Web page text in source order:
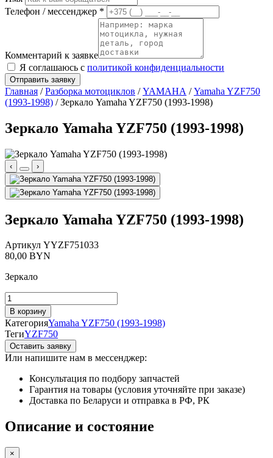
Телефон / мессенджер *
Комментарий к заявке
Я соглашаюсь с политикой конфиденциальности
Отправить заявку
Главная /Разборка мотоциклов /YAMAHA /Yamaha YZF750
(1993-1998) / Зеркало Yamaha YZF750 (1993-1998)
Зеркало Yamaha YZF750 (1993-1998)
‹ ›
Зеркало Yamaha YZF750 (1993-1998)
Артикул YYZF751033
80,00 BYN
Зеркало
Количество
товара
Зеркало
Yamaha
YZF750
(1993-
1998)
В корзину
КатегорияYamaha YZF750 (1993-1998)
ТегиYZF750
Оставить заявку
Или напишите нам в мессенджер:
Консультация по подбору запчастей
Гарантия на товары (условия уточняйте при заказе)
Доставка по Беларуси и отправка в РФ, РК
Описание и состояние
×